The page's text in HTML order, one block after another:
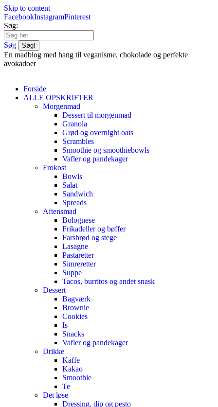
Skip to content
FacebookInstagramPinterest
Søg:
Søg
En madblog med hang til veganisme, chokolade og perfekte
avokadoer
Forside
ALLE OPSKRIFTER
Morgenmad
Dessert til morgenmad
Granola
Grød og overnight oats
Scrambles
Smoothie og smoothiebowls
Vafler og pandekager
Frokost
Bowls
Salat
Sandwich
Spreads
Aftensmad
Bolognese
Frikadeller og bøffer
Farsbrød og stege
Lasagne
Pastaretter
Simreretter
Suppe
Tacos, burritos og andet snask
Dessert
Bagværk
Brownie
Cookies
Is
Snacks
Vafler og pandekager
Drikke
Kaffe
Kakao
Smoothie
Te
Det løse
Dressing, dip og pesto